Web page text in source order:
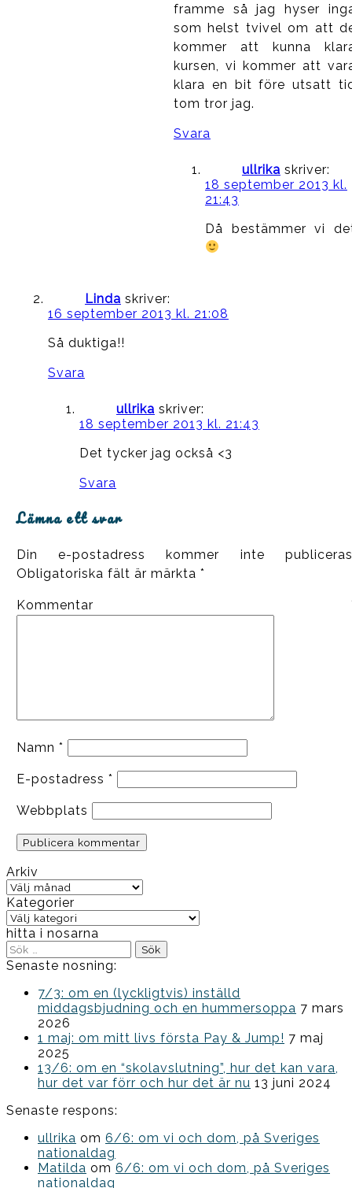
framme så jag hyser
som helst tvivel om att
kommer att kunna
kursen, vi kommer att
klara en bit före utsatt
tom tror jag.
Svara
ullrika skriver:
18 september 2013 kl.
21:43
Då bestämmer vi
Linda skriver:
16 september 2013 kl. 21:08
Så duktiga!!
Svara
ullrika skriver:
18 september 2013 kl. 21:43
Det tycker jag också <3
Svara
Lämna ett svar
Din e-postadress kommer inte
Obligatoriska fält är märkta *
Kommentar
Namn *
E-postadress *
Webbplats
Arkiv
Arkiv
Kategorier
Kategorier
hitta i nosarna
Sök
efter:
Senaste nosning:
7/3: om en (lyckligtvis) inställd
middagsbjudning och en hummersoppa 7 mars
2026
1 maj: om mitt livs första Pay & Jump! 7 maj
2025
13/6: om en “skolavslutning”, hur det kan vara,
hur det var förr och hur det är nu 13 juni 2024
Senaste respons:
ullrika om 6/6: om vi och dom, på Sveriges
nationaldag
Matilda om 6/6: om vi och dom, på Sveriges
nationaldag